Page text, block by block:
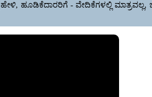
ಹೇಳಿ, ಹೂಡಿಕೆದಾರರಿಗೆ - ವೇದಿಕೆಗಳಲ್ಲಿ